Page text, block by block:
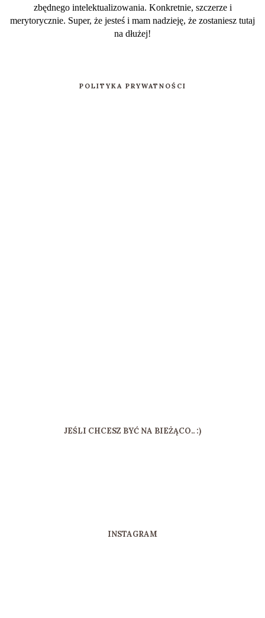
zbędnego intelektualizowania. Konkretnie, szczerze i
merytorycznie. Super, że jesteś i mam nadzieję, że zostaniesz tutaj
na dłużej!
POLITYKA PRYWATNOŚCI
JEŚLI CHCESZ BYĆ NA BIEŻĄCO.. :)
INSTAGRAM